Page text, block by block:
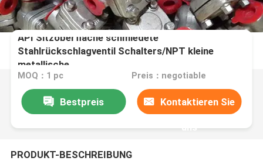
API Sitzoberfläche schmiedete
Stahlrückschlagventil Schalters/NPT kleine
metallische
MOQ：1 pc Preis：negotiable
Bestpreis Kontaktieren Sie
uns
PRODUKT-BESCHREIBUNG